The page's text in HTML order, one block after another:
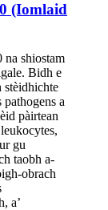
(Iomlaid
na shiostam
Bidh e
stèidhichte
a
pàirtean
gu
taobh a-
obrach
a’